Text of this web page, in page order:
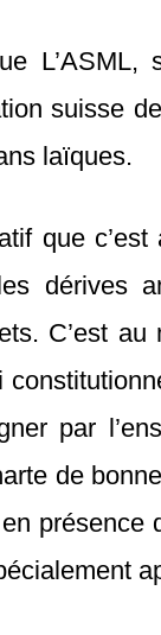
L’ASML,
suisse
laïques.
que
dérives
C’est
par
de
présence